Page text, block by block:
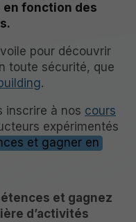
en fonction des
pour découvrir
toute sécurité, que
.
inscrire à nos cours
expérimentés
et gagner en
et gagnez
d’activités